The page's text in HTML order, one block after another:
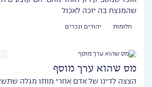
שהמנצח בה יזכה לאכול
חלומות יהודים ונכרים
מס שהוא ערך מוסף
הצצה לדינו של אדם אחרי מותו מגלה